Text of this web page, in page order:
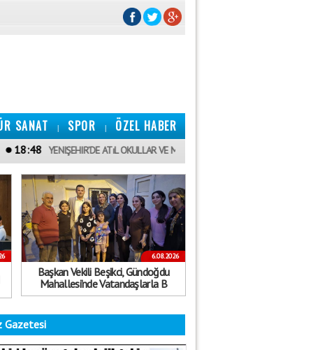
SANAT | SPOR | ÖZEL HABER
YENIŞEHIR’DE ATıL OKULLAR VE METRUK YAPıLAR YıKıLıYOR
6.08.2026
Başkan Vekili Beşikci, Gündoğdu
Mahallesi’nde Vatandaşlarla B
Gazetesi